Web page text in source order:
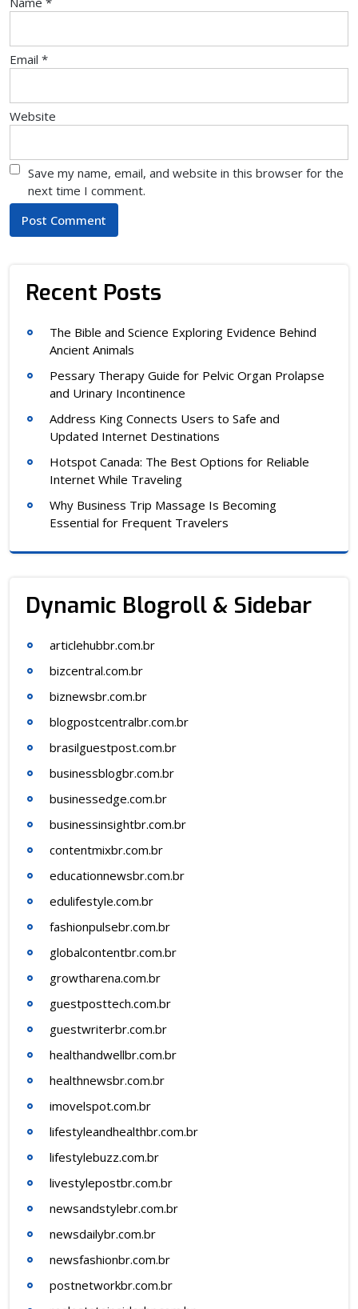
Email *
Website
Save my name, email, and website in this browser for the
next time I comment.
Recent Posts
The Bible and Science Exploring Evidence Behind
Ancient Animals
Pessary Therapy Guide for Pelvic Organ Prolapse
and Urinary Incontinence
Address King Connects Users to Safe and
Updated Internet Destinations
Hotspot Canada: The Best Options for Reliable
Internet While Traveling
Why Business Trip Massage Is Becoming
Essential for Frequent Travelers
Dynamic Blogroll & Sidebar
articlehubbr.com.br
bizcentral.com.br
biznewsbr.com.br
blogpostcentralbr.com.br
brasilguestpost.com.br
businessblogbr.com.br
businessedge.com.br
businessinsightbr.com.br
contentmixbr.com.br
educationnewsbr.com.br
edulifestyle.com.br
fashionpulsebr.com.br
globalcontentbr.com.br
growtharena.com.br
guestposttech.com.br
guestwriterbr.com.br
healthandwellbr.com.br
healthnewsbr.com.br
imovelspot.com.br
lifestyleandhealthbr.com.br
lifestylebuzz.com.br
livestylepostbr.com.br
newsandstylebr.com.br
newsdailybr.com.br
newsfashionbr.com.br
postnetworkbr.com.br